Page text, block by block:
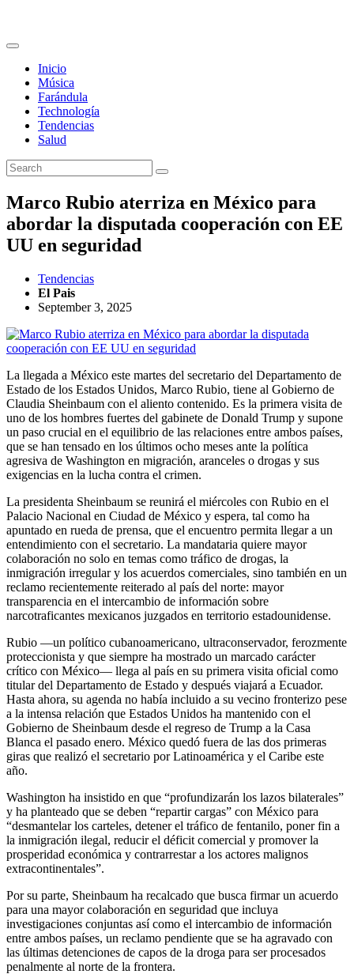
Inicio
Música
Farándula
Technología
Tendencias
Salud
Marco Rubio aterriza en México para
abordar la disputada cooperación con EE
UU en seguridad
Tendencias
El Pais
September 3, 2025
La llegada a México este martes del secretario del Departamento de
Estado de los Estados Unidos, Marco Rubio, tiene al Gobierno de
Claudia Sheinbaum con el aliento contenido. Es la primera visita de
uno de los hombres fuertes del gabinete de Donald Trump y supone
un paso crucial en el equilibrio de las relaciones entre ambos países,
que se han tensado en los últimos ocho meses ante la política
agresiva de Washington en migración, aranceles o drogas y sus
exigencias en la lucha contra el crimen.
La presidenta Sheinbaum se reunirá el miércoles con Rubio en el
Palacio Nacional en Ciudad de México y espera, tal como ha
apuntado en rueda de prensa, que el encuentro permita llegar a un
entendimiento con el secretario. La mandataria quiere mayor
colaboración no solo en temas como tráfico de drogas, la
inmigración irregular y los acuerdos comerciales, sino también en un
reclamo recientemente reiterado al país del norte: mayor
transparencia en el intercambio de información sobre
narcotraficantes mexicanos juzgados en territorio estadounidense.
Rubio —un político cubanoamericano, ultraconservador, ferozmente
proteccionista y que siempre ha mostrado un marcado carácter
crítico con México— llega al país en su primera visita oficial como
titular del Departamento de Estado y después viajará a Ecuador.
Hasta ahora, su agenda no había incluido a su vecino fronterizo pese
a la intensa relación que Estados Unidos ha mantenido con el
Gobierno de Sheinbaum desde el regreso de Trump a la Casa
Blanca el pasado enero. México quedó fuera de las dos primeras
giras que realizó el secretario por Latinoamérica y el Caribe este
año.
Washington ha insistido en que “profundizarán los lazos bilaterales”
y ha planteado que se deben “repartir cargas” con México para
“desmantelar los carteles, detener el tráfico de fentanilo, poner fin a
la inmigración ilegal, reducir el déficit comercial y promover la
prosperidad económica y contrarrestar a los actores malignos
extracontinentales”.
Por su parte, Sheinbaum ha recalcado que busca firmar un acuerdo
para una mayor colaboración en seguridad que incluya
investigaciones conjuntas así como el intercambio de información
entre ambos países, un reclamo pendiente que se ha agravado con
las últimas detenciones de capos de la droga para ser procesados
penalmente al norte de la frontera.